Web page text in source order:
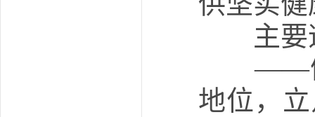
主要
——健
地位，